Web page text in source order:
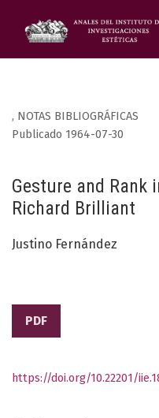
, NOTAS BIBLIOGRÁFICAS
Gesture and Rank
Richard Brilliant
Publicado 1964-07-30
Justino Fernández
PDF
https://doi.org/10.22201/